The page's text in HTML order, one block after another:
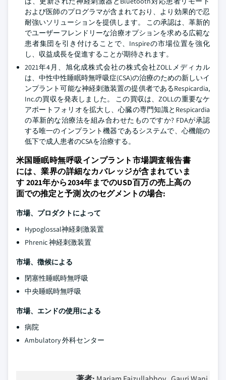
および医師のプログラマが含まれており、より効果的で忍
耐強いソリューションを提供します。 この承認は、革新的
でユーザーフレンドリーな治療オプションを求める広範な
患者集団を引き付けることで、Inspireの市場位置を強化
し、収益成長を促進することが期待されます。
2021年4月、旭化成株式会社の株式会社ZOLLメディカル
は、中性中性睡眠時無呼吸症(CSA)の治療のための新しいイ
ンプラント可能な神経刺激装置の提供者であるRespicardia,
Inc.の買収を発表しました。 この買収は、ZOLLの重要なケ
アポートフォリオを拡大し、心臓の専門知識とRespicardia
の革新的な治療法を組み合わせたものですか? FDAが承認
する唯一のインプラント機器であるシステムで、心機能の
低下で成人患者のCSAを治療する。
米国睡眠時無呼吸インプラント市場調査報告書
には、業界の詳細なカバレッジが含まれていま
す 2021年から2034年までのUSD百万の売上高の
面での推定と予測 次のセグメントの場合:
市場、プロダクトによって
Hypoglossal神経刺激装置
Phrenic 神経刺激装置
市場、徴候による
閉塞性睡眠時無呼吸
中央睡眠時無呼吸
市場、エンドの使用による
病院
Ambulatory 外科センター